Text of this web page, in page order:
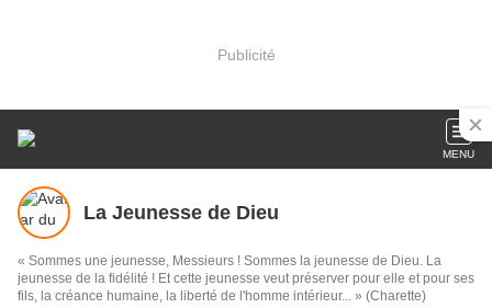
Publicité
MENU
La Jeunesse de Dieu
« Sommes une jeunesse, Messieurs ! Sommes la jeunesse de Dieu. La
jeunesse de la fidélité ! Et cette jeunesse veut préserver pour elle et pour ses
fils, la créance humaine, la liberté de l'homme intérieur... » (Charette)